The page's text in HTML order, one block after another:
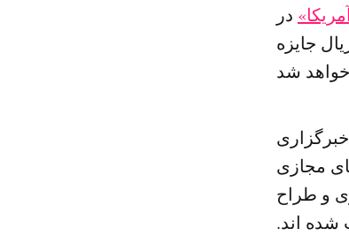
در
در مجموع ۹ میلیارد و ۳۳۴ میلیون ریال جایزه
مجازی
و طراح
شده اند.